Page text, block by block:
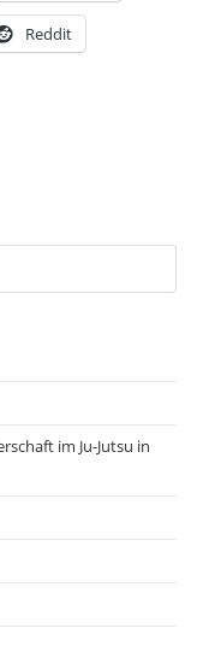
Reddit
im Ju-Jutsu in